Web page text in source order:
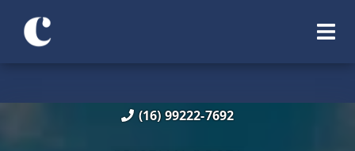
(16) 99222-7692